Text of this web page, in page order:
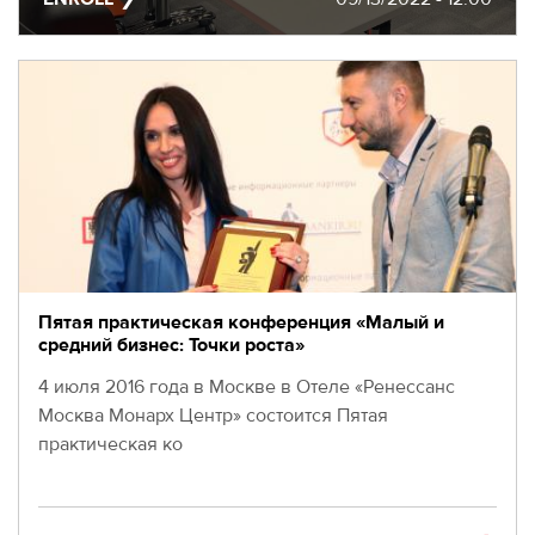
EVENTS
ABOUT KALIBR
INFORMATION FOR
RESIDENTS
Moscow, SVAO, Godovikova str., 9
Alekseyevskaya metro station
+7 (495) 280-17-17
+7 (495) 280-45-55
Business hours 9:00 - 18:00 Mon-Thu.
9:00 - 17:00 Fri.
МЕРОПРИЯТИЯ
ИНФОРМАЦИЯ
РЕЗИДЕНТОВ
ЛИЧНЫЙ
КАБИНЕТ
+7
(495)
280-
17-
17
(495)
Пятая практическая конференция «Малый и
средний бизнес: Точки роста»
4 июля 2016 года в Москве в Отеле «Ренессанс
Москва Монарх Центр» состоится Пятая
практическая ко